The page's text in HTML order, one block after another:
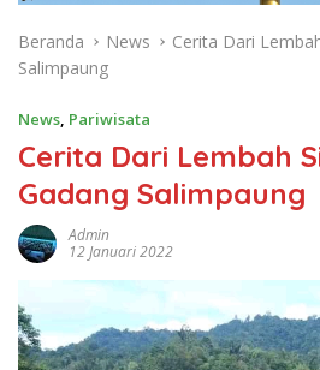
Beranda News
Cerita Dari
Salimpaung
News, Pariwisata
Cerita Dari Lembah
Gadang Salimpaung
Admin
12 Januari 2022